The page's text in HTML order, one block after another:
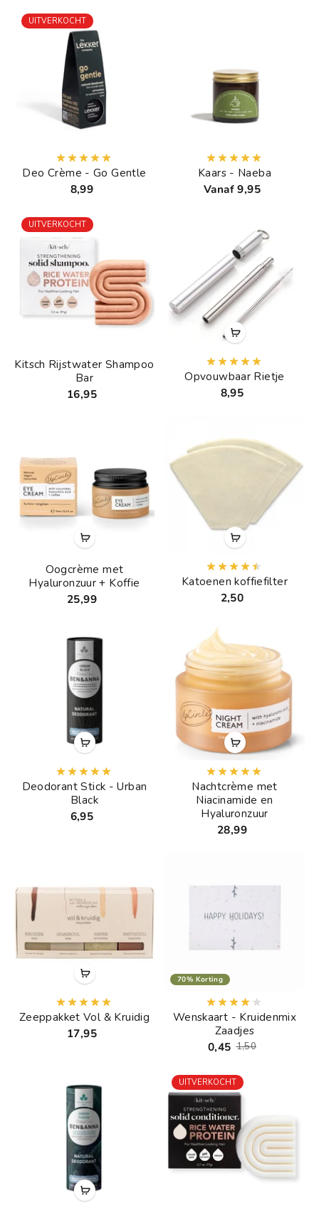
UITVERKOCHT
Deo Crème - Go Gentle
8,99
Kaars - Naeba
Vanaf 9,95
UITVERKOCHT
Kitsch Rijstwater Shampoo
Bar
16,95
Opvouwbaar Rietje
8,95
Oogcrème met
Hyaluronzuur + Koffie
25,99
Katoenen koffiefilter
2,50
Deodorant Stick - Urban
Black
6,95
Nachtcrème met
Niacinamide en
Hyaluronzuur
28,99
Zeeppakket Vol & Kruidig
17,95
70% Korting
Wenskaart - Kruidenmix
Zaadjes
0,45 1,50
UITVERKOCHT